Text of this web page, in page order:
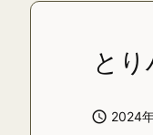
と
 2024